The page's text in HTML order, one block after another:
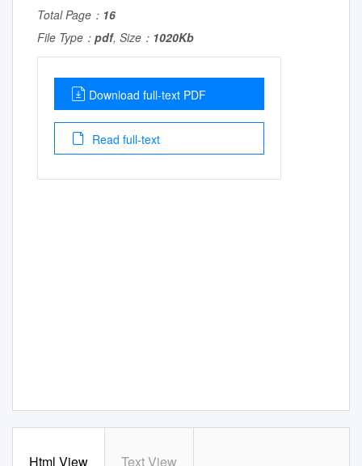
Total Page： 16
File Type： pdf, Size： 1020Kb
Download full-text PDF
Read full-text
Html View Text View